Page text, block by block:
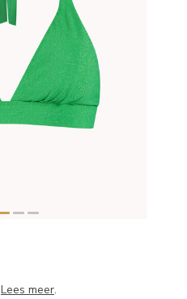
Lees meer.